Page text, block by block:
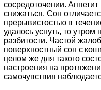
сосредоточении. Аппетит
снижаться. Сон
прерывистостью в
удалось уснуть, то
разбитости. Частой
поверхностный сон с
целом же для такого
настроения на
самочувствия